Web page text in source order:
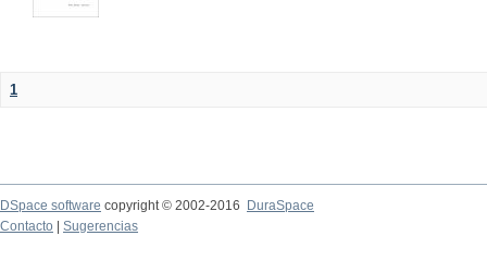
1
DSpace software copyright © 2002-2016
DuraSpace
Contacto
Sugerencias